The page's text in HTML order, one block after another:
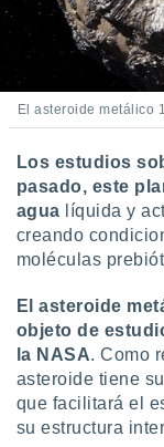
El asteroide metálico
Los estudios
pasado, este
agua líquida y
creando
moléculas
El asteroide
objeto de
la NASA. Como
asteroide tiene
que facilitará el
su estructura